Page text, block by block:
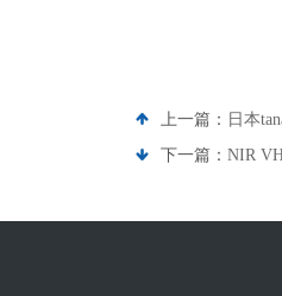
上一篇： 日本
下一篇： NIR